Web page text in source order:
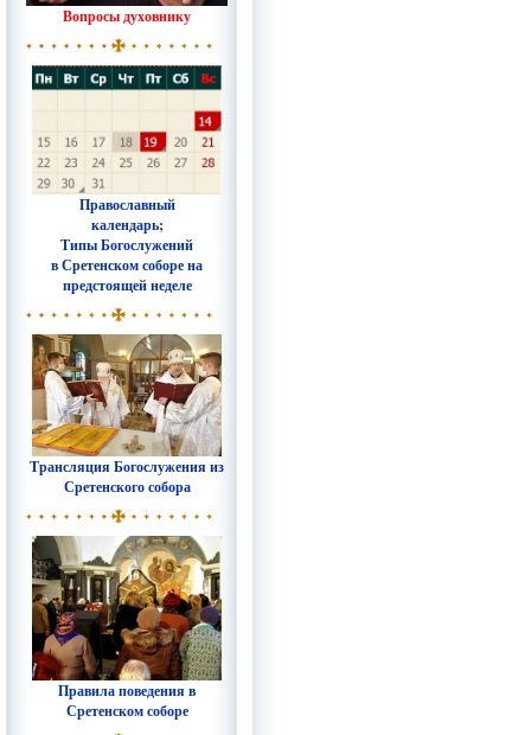
Вопросы духовнику
Православный
календарь;
Типы Богослужений
в Сретенском соборе на
предстоящей неделе
Трансляция Богослужения из
Сретенского собора
Правила поведения в
Сретенском соборе